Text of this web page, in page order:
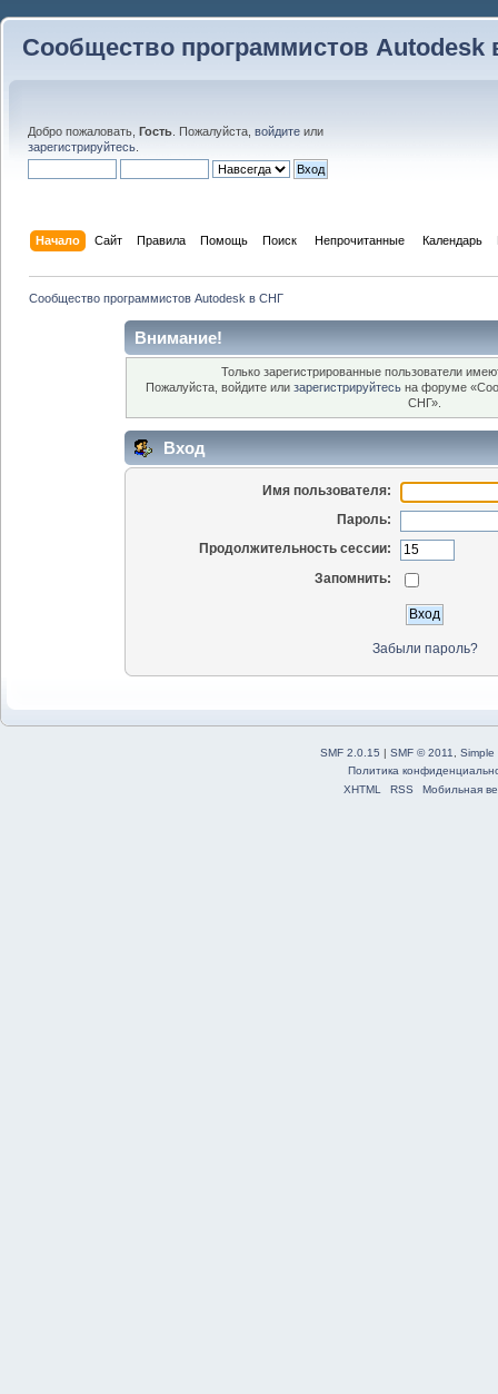
Сообщество программистов Autodesk
Добро пожаловать, Гость . Пожалуйста, войдите или
зарегистрируйтесь
Начало Сайт Правила Помощь Поиск Непрочитанные Календарь
Сообщество программистов Autodesk в СНГ
Внимание!
Только зарегистрированные пользователи
Пожалуйста, войдите или зарегистрируйтесь на форуме
СНГ».
Вход
Имя пользователя:
Пароль:
Продолжительность сессии:
Запомнить:
Забыли пароль?
SMF 2.0.15 | SMF © 2011
Simple
Политика
XHTML
RSS Мобильная